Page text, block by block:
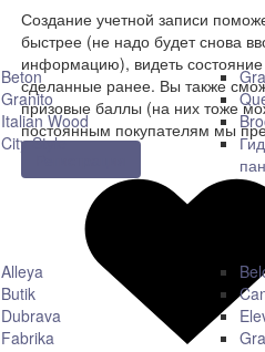
Beton
Granito
Italian Wood
City Style
Alleya
Butik
Dubrava
Fabrika
Создание учетной записи
быстрее (не надо будет снова
информацию), видеть состояние
сделанные ранее. Вы также
призовые баллы (на них тоже
постоянным покупателям мы